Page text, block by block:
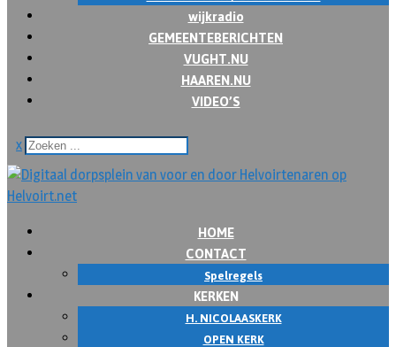
wijkradio
GEMEENTEBERICHTEN
VUGHT.NU
HAAREN.NU
VIDEO’S
x
HOME
CONTACT
Spelregels
KERKEN
H. NICOLAASKERK
OPEN KERK